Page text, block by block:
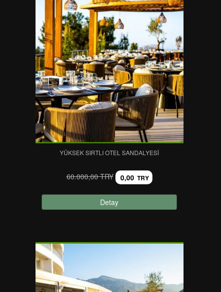
YÜKSEK SIRTLI OTEL SANDALYESI
60.000,00 TRY 0,00 TRY
Detay